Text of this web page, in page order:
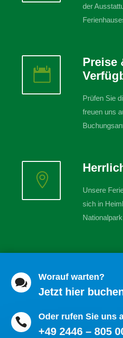
der

Preise
Prüfen Sie
freuen uns

Unsere
sich in
 Worauf warten?
Jetzt hier
 Oder rufen Sie uns
+49 2446 – 805